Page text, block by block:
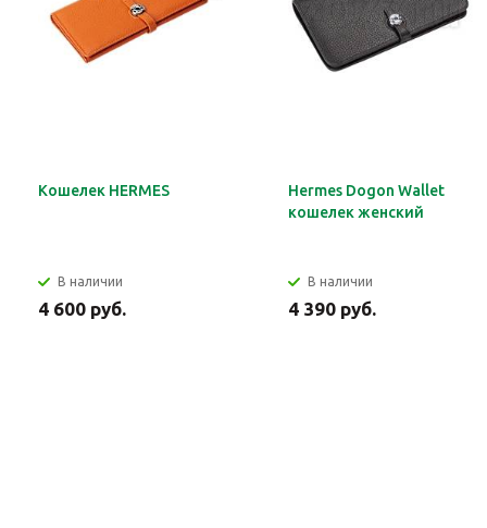
Кошелек HERMES
В наличии
4 600 руб.
Hermes Dogon Wallet
кошелек женский
В наличии
4 390 руб.